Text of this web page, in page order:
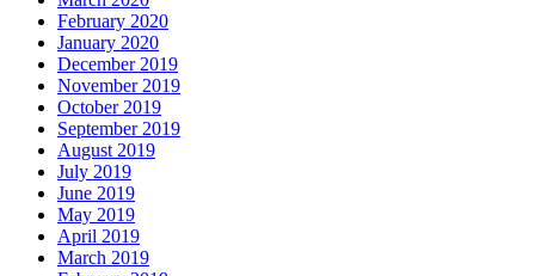
February 2020
January 2020
December 2019
November 2019
October 2019
September 2019
August 2019
July 2019
June 2019
May 2019
April 2019
March 2019